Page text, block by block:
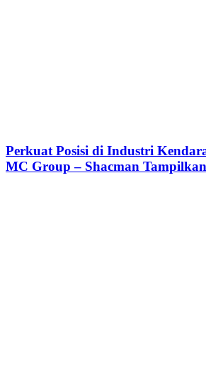
Perkuat Posisi di Industri
MC Group – Shacman